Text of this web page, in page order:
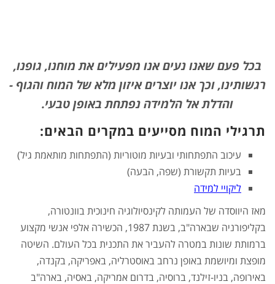
בכל פעם שאנו נעים אנו מפעילים את מוחנו, גופנו,
רגשותינו, וכך אנו יוצרים איזון מלא של המוח והגוף -
והדלת אל הלמידה נפתחת באופן טבעי.
תרגילי המוח מסייעים במקרים הבאים:
עיכוב התפתחותי ובעיות מוטוריות (התפתחות מותאמת גיל)
בעיות תקשורת (שפה, הבעה)
ליקויי למידה
מאז היווסדה של העמותה לקינסיולוגיה חינוכית בוונטורה,
בקליפורניה שבארה"ב, בשנת 1987, הכשירה אלפי אנשי מקצוע
ברמותת שונות במטרה להעביר את התכנית בכל העולם. השיטה
מופצת ומיושמת באופן נרחב באוסטרליה, באפריקה, בקנדה,
באירופה, בניו-זילנד, ברוסיה, בדרום אמריקה, באסיה, בארה"ב